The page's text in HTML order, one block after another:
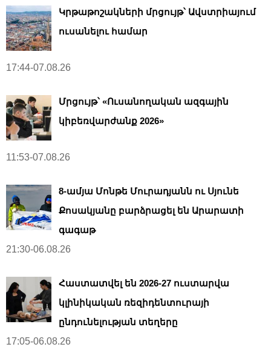
Կրթաթոշակների մրցույթ՝ Ավստրիայում
ուսանելու համար
17:44-07.08.26
Մրցույթ՝ «Ուսանողական ազգային
կիբեռվարժանք 2026»
11:53-07.08.26
8-ամյա Մոնթե Մուրադյանն ու Սյունե
Քոսակյանը բարձրացել են Արարատի
գագաթ
21:30-06.08.26
Հաստատվել են 2026-27 ուստարվա
կլինիկական ռեզիդենտուրայի
ընդունելության տեղերը
17:05-06.08.26